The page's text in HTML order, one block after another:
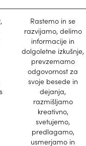
Rastemo in se
razvijamo, delimo
informacije in
dolgoletne izkušnje,
prevzemamo
odgovornost za
svoje besede in
dejanja,
razmišljamo
kreativno,
svetujemo,
predlagamo,
usmerjamo in